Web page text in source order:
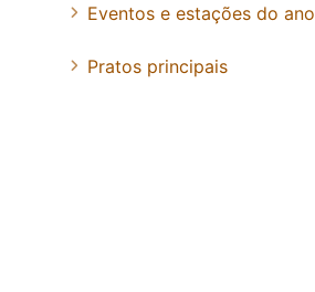
Eventos e estações do ano
Pratos principais